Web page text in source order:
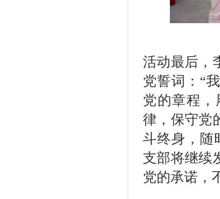
活动最后，
党誓词：“
党的章程
律，保守党
斗终身，随
支部将继续
党的承诺，